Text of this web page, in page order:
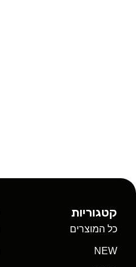
קטגוריות
כל המוצרים
NEW